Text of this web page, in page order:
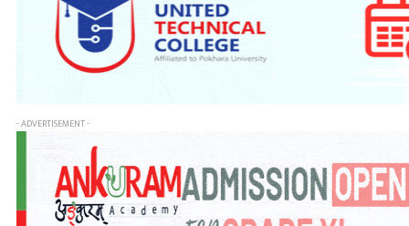
- ADVERTISEMENT -